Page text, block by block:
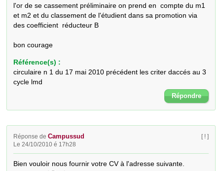
l'or de se cassement préliminaire on prend en  compte du m1
et m2 et du classement de l'étudient dans sa promotion via
des coefficient  réducteur B
bon courage
Référence(s) :
circulaire n 1 du 17 mai 2010 précédent les criter daccés au 3
cycle lmd
Répondre
Réponse deCampussud
Le 24/10/2010 é 17h28
[ ! ]
Bien vouloir nous fournir votre CV à l'adresse suivante.